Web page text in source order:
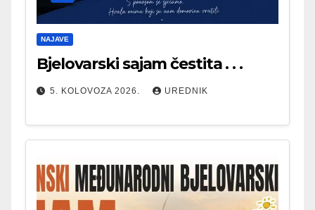
NAJAVE
Bjelovarski sajam čestita . . .
5. KOLOVOZA 2026. UREDNIK